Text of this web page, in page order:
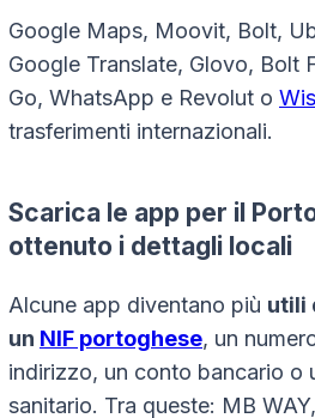
Google Maps, Moovit, Bolt,
Google Translate, Glovo, Bolt
Go, WhatsApp e Revolut o
trasferimenti internazionali.
Scarica le app per il
ottenuto i dettagli locali
Alcune app diventano più utili
un NIF portoghese, un
indirizzo, un conto bancario o
sanitario. Tra queste: MB